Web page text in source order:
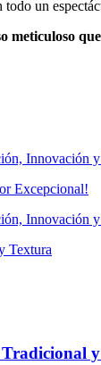
todo un
Excepcional!
Textura